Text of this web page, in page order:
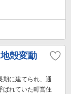
殻変動
期に建てられ、通
ばれていた町営住